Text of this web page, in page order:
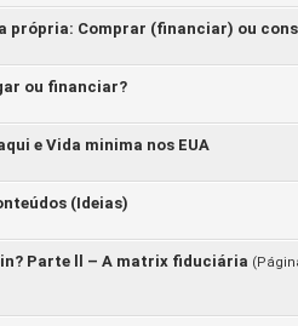
própria: Comprar (financiar) ou
média
5
ou financiar?
média
5
e Vida minima nos EUA
média
5
(Ideias)
média
5
Parte ll – A matrix fiduciária
5 em média